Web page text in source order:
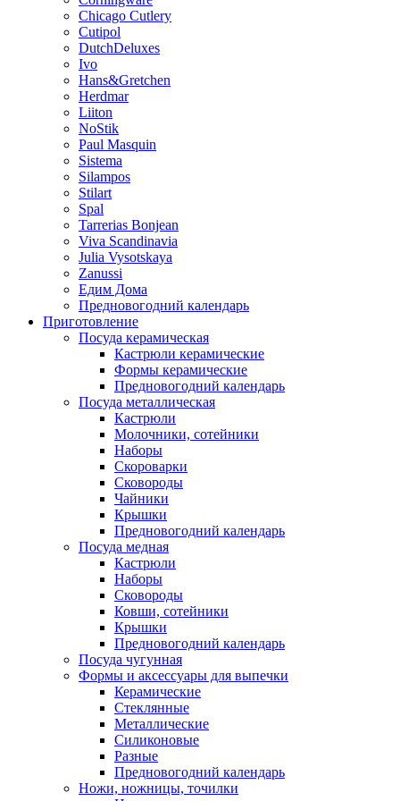
Chicago Cutlery
Cutipol
DutchDeluxes
Ivo
Hans&Gretchen
Herdmar
Liiton
NoStik
Paul Masquin
Sistema
Silampos
Stilart
Spal
Tarrerias Bonjean
Viva Scandinavia
Julia Vysotskaya
Zanussi
Едим Дома
Предновогодний календарь
Приготовление
Посуда керамическая
Кастрюли керамические
Формы керамические
Предновогодний календарь
Посуда металлическая
Кастрюли
Молочники, сотейники
Наборы
Скороварки
Сковороды
Чайники
Крышки
Предновогодний календарь
Посуда медная
Кастрюли
Наборы
Сковороды
Ковши, сотейники
Крышки
Предновогодний календарь
Посуда чугунная
Формы и аксессуары для выпечки
Керамические
Стеклянные
Металлические
Силиконовые
Разные
Предновогодний календарь
Ножи, ножницы, точилки